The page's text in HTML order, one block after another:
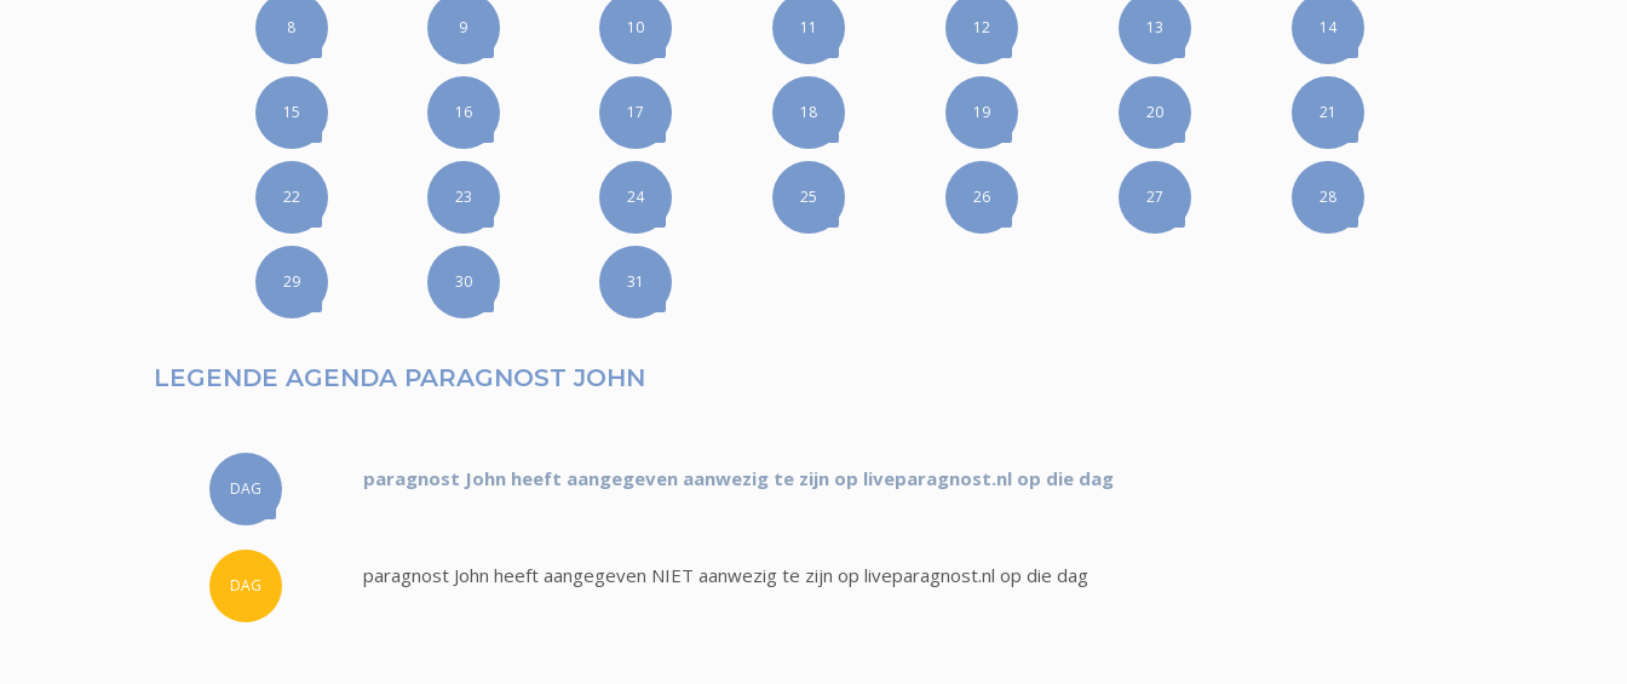
8 9 10 11 12 13 14
15 16 17 18 19 20 21
22 23 24 25 26 27 28
29 30 31
LEGENDE AGENDA PARAGNOST JOHN
DAG paragnost John heeft aangegeven aanwezig te zijn op liveparagnost.nl op die dag
DAG paragnost John heeft aangegeven NIET aanwezig te zijn op liveparagnost.nl op die dag